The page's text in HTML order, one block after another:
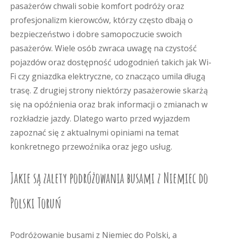
pasażerów chwali sobie komfort podróży oraz
profesjonalizm kierowców, którzy często dbają o
bezpieczeństwo i dobre samopoczucie swoich
pasażerów. Wiele osób zwraca uwagę na czystość
pojazdów oraz dostępność udogodnień takich jak Wi-
Fi czy gniazdka elektryczne, co znacząco umila długą
trasę. Z drugiej strony niektórzy pasażerowie skarżą
się na opóźnienia oraz brak informacji o zmianach w
rozkładzie jazdy. Dlatego warto przed wyjazdem
zapoznać się z aktualnymi opiniami na temat
konkretnego przewoźnika oraz jego usług.
Jakie są zalety podróżowania busami z Niemiec do
Polski Toruń
Podróżowanie busami z Niemiec do Polski, a